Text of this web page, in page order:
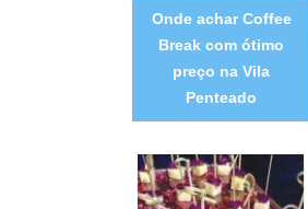
Onde achar Coffee
Break com ótimo
preço na Vila
Penteado